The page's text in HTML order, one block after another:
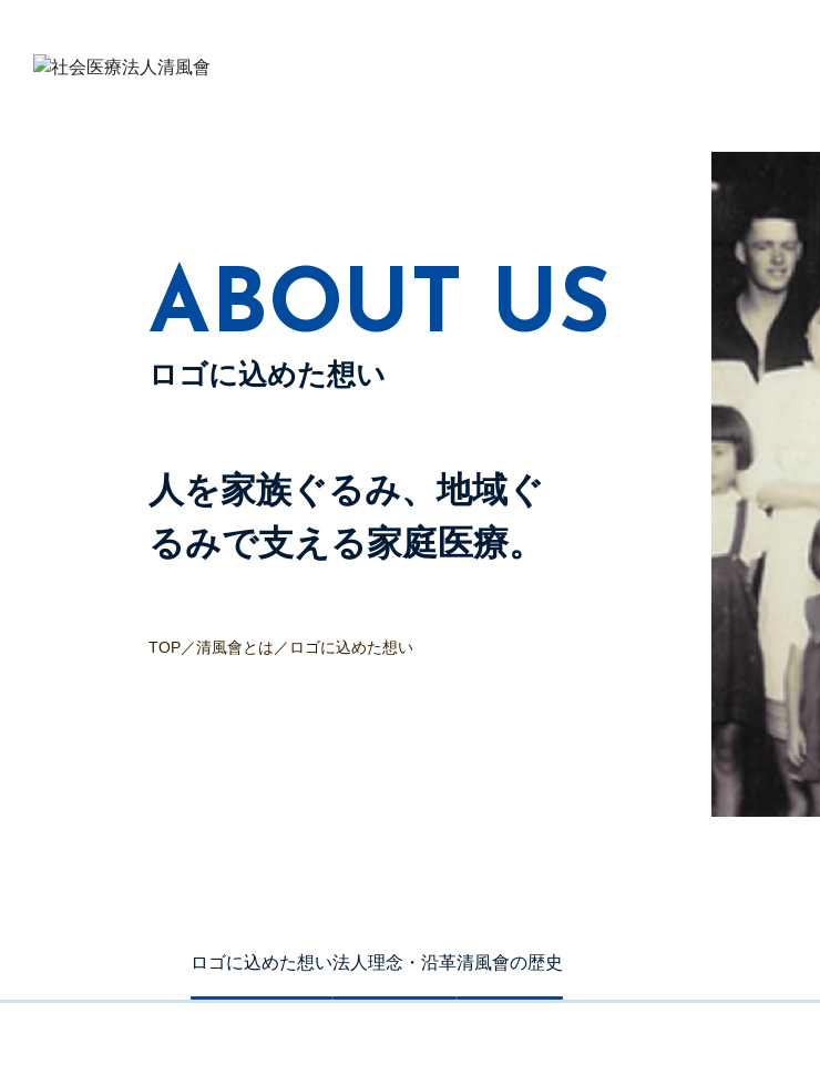
ABOUT US
ロゴに込めた想い
人を家族ぐるみ、地域ぐ
るみで支える家庭医療。
TOP／清風會とは ／ ロゴに込めた想い
ロゴに込めた想い法人理念・沿革清風會の歴史